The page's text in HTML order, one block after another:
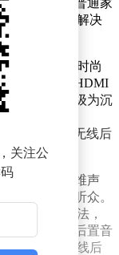
壁音响，为解决
在一个简约时尚
，只需一根HDMI
客厅瞬间升级为沉
设计，拥有
，还配备了无线后
响奇迹。
能够创造三维声
和四周包围听众。
音频处理算法，
环绕音响的后置音
性地采用无线后
关注公